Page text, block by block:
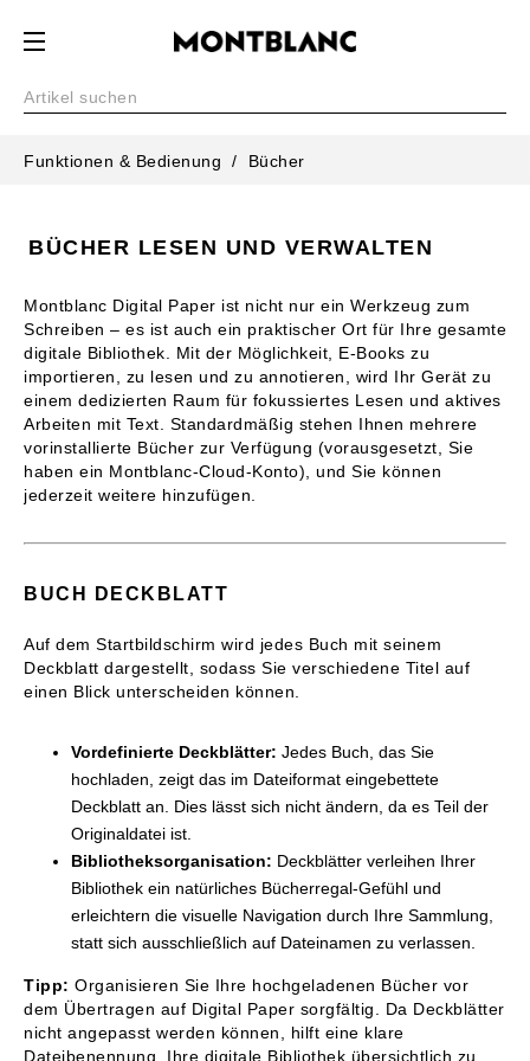
Funktionen & Bedienung Bücher
BÜCHER LESEN UND VERWALTEN
Montblanc Digital Paper ist nicht nur ein Werkzeug zum
Schreiben – es ist auch ein praktischer Ort für Ihre gesamte
digitale Bibliothek. Mit der Möglichkeit, E-Books zu
importieren, zu lesen und zu annotieren, wird Ihr Gerät zu
einem dedizierten Raum für fokussiertes Lesen und aktives
Arbeiten mit Text. Standardmäßig stehen Ihnen mehrere
vorinstallierte Bücher zur Verfügung (vorausgesetzt, Sie
haben ein Montblanc-Cloud-Konto), und Sie können
jederzeit weitere hinzufügen.
BUCH DECKBLATT
Auf dem Startbildschirm wird jedes Buch mit seinem
Deckblatt dargestellt, sodass Sie verschiedene Titel auf
einen Blick unterscheiden können.
Vordefinierte Deckblätter: Jedes Buch, das Sie
hochladen, zeigt das im Dateiformat eingebettete
Deckblatt an. Dies lässt sich nicht ändern, da es Teil der
Originaldatei ist.
Bibliotheksorganisation: Deckblätter verleihen Ihrer
Bibliothek ein natürliches Bücherregal-Gefühl und
erleichtern die visuelle Navigation durch Ihre Sammlung,
statt sich ausschließlich auf Dateinamen zu verlassen.
Tipp: Organisieren Sie Ihre hochgeladenen Bücher vor
dem Übertragen auf Digital Paper sorgfältig. Da Deckblätter
nicht angepasst werden können, hilft eine klare
Dateibenennung, Ihre digitale Bibliothek übersichtlich zu